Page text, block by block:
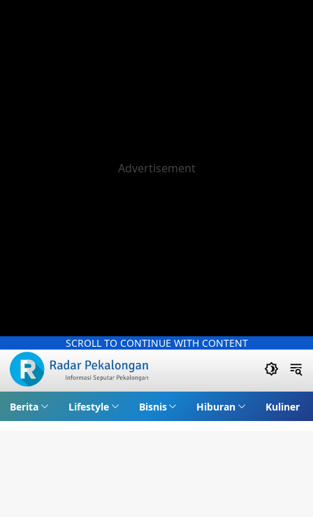
SCROLL TO CONTINUE WITH CONTENT
Berita Lifestyle Bisnis Hiburan Kuliner